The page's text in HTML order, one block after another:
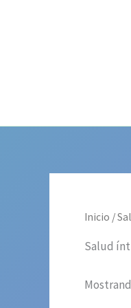
Inicio /
Salud